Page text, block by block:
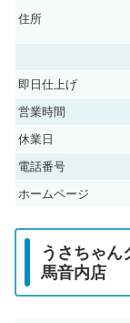
住所
即日仕上げ
営業時間
休業日
電話番号
ホームページ
うさちゃん
馬音内店